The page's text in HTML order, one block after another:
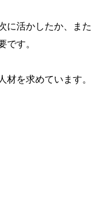
に活かしたか、また
です。
材を求めています。